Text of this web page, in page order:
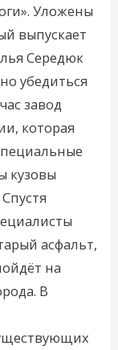
Уложены
выпускает
Середюк
убедиться
завод
которая
кузовы
асфальт,
на
В